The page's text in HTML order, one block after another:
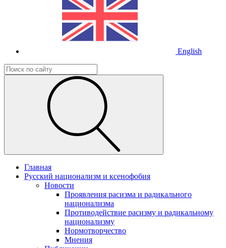
English
Главная
Русский национализм и ксенофобия
Новости
Проявления расизма и радикального
национализма
Противодействие расизму и радикальному
национализму
Нормотворчество
Мнения